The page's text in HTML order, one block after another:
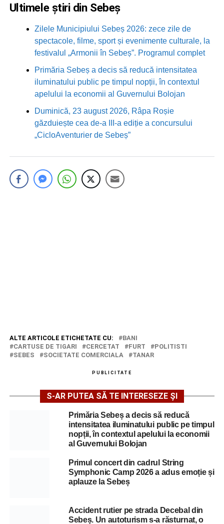
Ultimele știri din Sebeș
Zilele Municipiului Sebeș 2026: zece zile de
spectacole, filme, sport și evenimente culturale, la
festivalul „Armonii în Sebeș”. Programul complet
Primăria Sebeș a decis să reducă intensitatea
iluminatului public pe timpul nopții, în contextul
apelului la economii al Guvernului Bolojan
Duminică, 23 august 2026, Râpa Roșie
găzduiește cea de-a III-a ediție a concursului
„CicloAventurier de Sebeș”
ALTE ARTICOLE ETICHETATE CU:
BANI
CARTUSE DE TIGARI
CERCETAT FURT
POLITISTI
SEBES
SOCIETATE COMERCIALA TANAR
PUBLICITATE
S-AR PUTEA SĂ TE INTERESEZE ȘI
Primăria Sebeș a decis să reducă
intensitatea iluminatului public pe timpul
nopții, în contextul apelului la economii
al Guvernului Bolojan
Primul concert din cadrul String
Symphonic Camp 2026 a adus emoție și
aplauze la Sebeș
Accident rutier pe strada Decebal din
Sebeș. Un autoturism s-a răsturnat, o